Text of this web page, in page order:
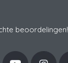
beoordelingen!